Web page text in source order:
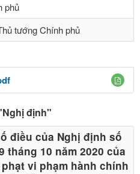
phủ
tướng Chính phủ
định"
điều của Nghị định số
tháng 10 năm 2020 của
vi phạm hành chính